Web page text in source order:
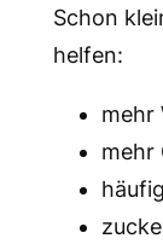
Schon
helfen:
mehr
mehr